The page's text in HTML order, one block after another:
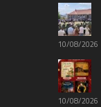
10/08/2026
10/08/2026